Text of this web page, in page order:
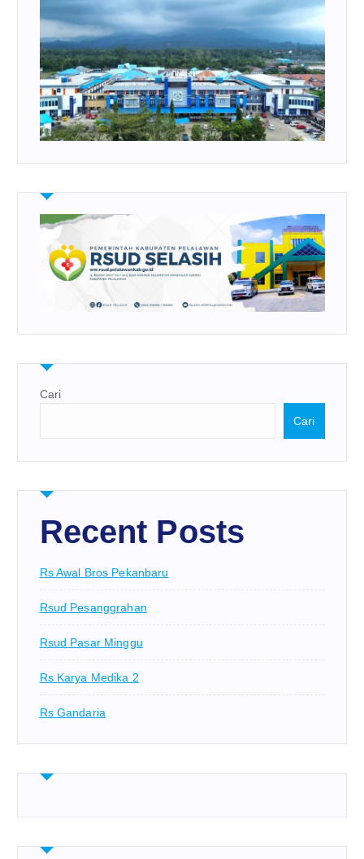
Cari
Cari
Recent Posts
Rs Awal Bros Pekanbaru
Rsud Pesanggrahan
Rsud Pasar Minggu
Rs Karya Medika 2
Rs Gandaria